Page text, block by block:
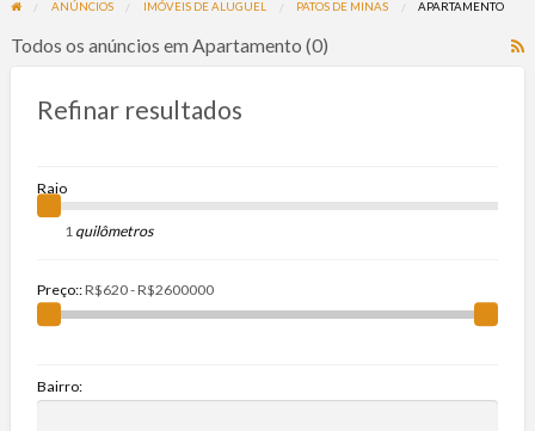
ANÚNCIOS IMÓVEIS DE ALUGUEL PATOS DE MINAS APARTAMENTO
Todos os anúncios em Apartamento (0)
Refinar resultados
Raio
quilômetros
Preço::
Bairro: